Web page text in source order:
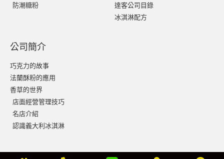
防潮糖粉
達客公司目錄
冰淇淋配方
公司簡介
巧克力的故事
法蘭酥粉的應用
香草的世界
店面經營管理技巧
名店介紹
認識義大利冰淇淋